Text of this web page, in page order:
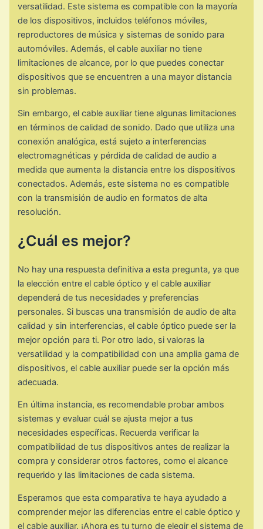
versatilidad. Este sistema es compatible con la mayoría
de los dispositivos, incluidos teléfonos móviles,
reproductores de música y sistemas de sonido para
automóviles. Además, el cable auxiliar no tiene
limitaciones de alcance, por lo que puedes conectar
dispositivos que se encuentren a una mayor distancia
sin problemas.
Sin embargo, el cable auxiliar tiene algunas limitaciones
en términos de calidad de sonido. Dado que utiliza una
conexión analógica, está sujeto a interferencias
electromagnéticas y pérdida de calidad de audio a
medida que aumenta la distancia entre los dispositivos
conectados. Además, este sistema no es compatible
con la transmisión de audio en formatos de alta
resolución.
¿Cuál es mejor?
No hay una respuesta definitiva a esta pregunta, ya que
la elección entre el cable óptico y el cable auxiliar
dependerá de tus necesidades y preferencias
personales. Si buscas una transmisión de audio de alta
calidad y sin interferencias, el cable óptico puede ser la
mejor opción para ti. Por otro lado, si valoras la
versatilidad y la compatibilidad con una amplia gama de
dispositivos, el cable auxiliar puede ser la opción más
adecuada.
En última instancia, es recomendable probar ambos
sistemas y evaluar cuál se ajusta mejor a tus
necesidades específicas. Recuerda verificar la
compatibilidad de tus dispositivos antes de realizar la
compra y considerar otros factores, como el alcance
requerido y las limitaciones de cada sistema.
Esperamos que esta comparativa te haya ayudado a
comprender mejor las diferencias entre el cable óptico y
el cable auxiliar. ¡Ahora es tu turno de elegir el sistema de